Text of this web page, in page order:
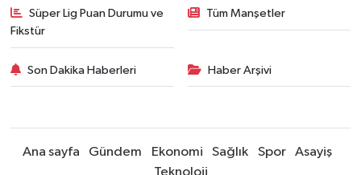
Süper Lig Puan Durumu ve
Fikstür
Tüm Manşetler
Son Dakika Haberleri Haber Arşivi
Ana sayfa Gündem Ekonomi Sağlık Spor
Asayiş
Teknoloji